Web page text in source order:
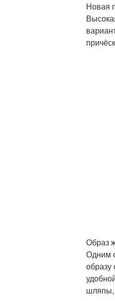
Новая
Образ
Одним
образу
шляпы,